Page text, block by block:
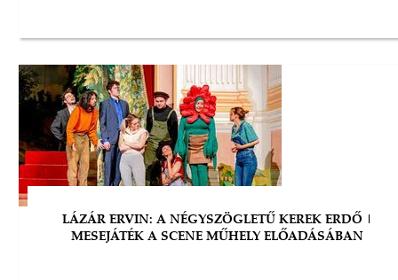
LÁZÁR ERVIN: A NÉGYSZÖGLETŰ KEREK ERDŐ |
MESEJÁTÉK A SCENE MŰHELY ELŐADÁSÁBAN